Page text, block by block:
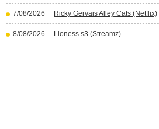
7/08/2026 Ricky Gervais Alley Cats (Netflix)
8/08/2026 Lioness s3 (Streamz)